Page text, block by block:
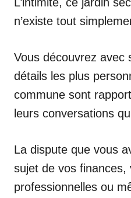
n’existe tout
Vous découvrez avec
détails les plus
commune sont
leurs conversations
La dispute que vous
sujet de vos finances,
professionnelles ou